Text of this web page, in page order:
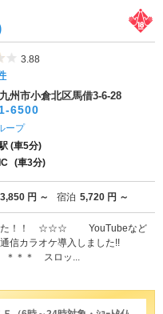
5つ星のうち3.5
3.88
州市小倉北区馬借3-6-28
6500
ープ
(車5分)
(車3分)
3,850 円 ～ 宿泊 5,720 円 ～
た！！ ☆☆☆ YouTubeなど
信カラオケ導入しました!!
＊＊ スロッ...